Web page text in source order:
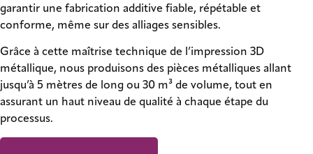
garantir une fabrication additive fiable, répétable et
conforme, même sur des alliages sensibles.
Grâce à cette maîtrise technique de l’impression 3D
métallique, nous produisons des pièces métalliques allant
jusqu’à 5 mètres de long ou 30 m³ de volume, tout en
assurant un haut niveau de qualité à chaque étape du
processus.